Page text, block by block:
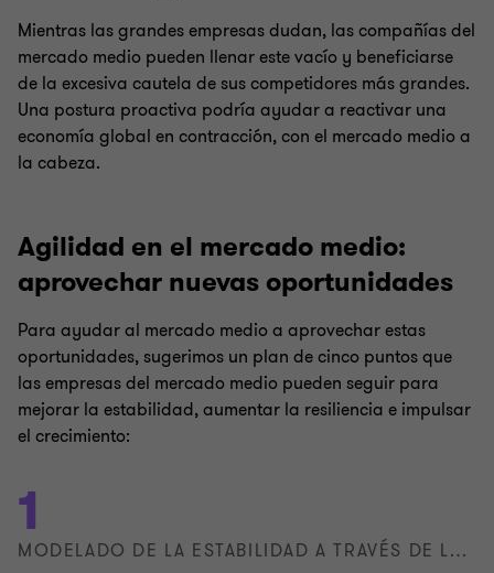
Mientras las grandes empresas dudan, las compañías del
mercado medio pueden llenar este vacío y beneficiarse
de la excesiva cautela de sus competidores más grandes.
Una postura proactiva podría ayudar a reactivar una
economía global en contracción, con el mercado medio a
la cabeza.
Agilidad en el mercado medio:
aprovechar nuevas oportunidades
Para ayudar al mercado medio a aprovechar estas
oportunidades, sugerimos un plan de cinco puntos que
las empresas del mercado medio pueden seguir para
mejorar la estabilidad, aumentar la resiliencia e impulsar
el crecimiento:
1
MODELADO DE LA ESTABILIDAD A TRAVÉS DE LA VOLATILIDAD